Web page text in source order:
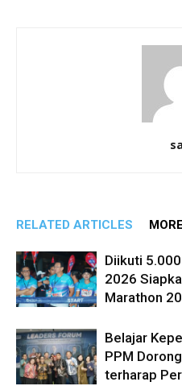
RELATED ARTICLES
Diikuti
2026
Marathon
Belajar
PPM
terharap